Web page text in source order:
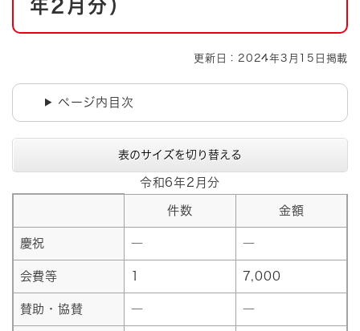
年2月分）
更新日：2024年3月15日掲載
ページ内目次
表のサイズを切り替える
令和6年2月分
件数 金額
慶祝 ― ―
会費等 1 7,000
賛助・協賛 ― ―